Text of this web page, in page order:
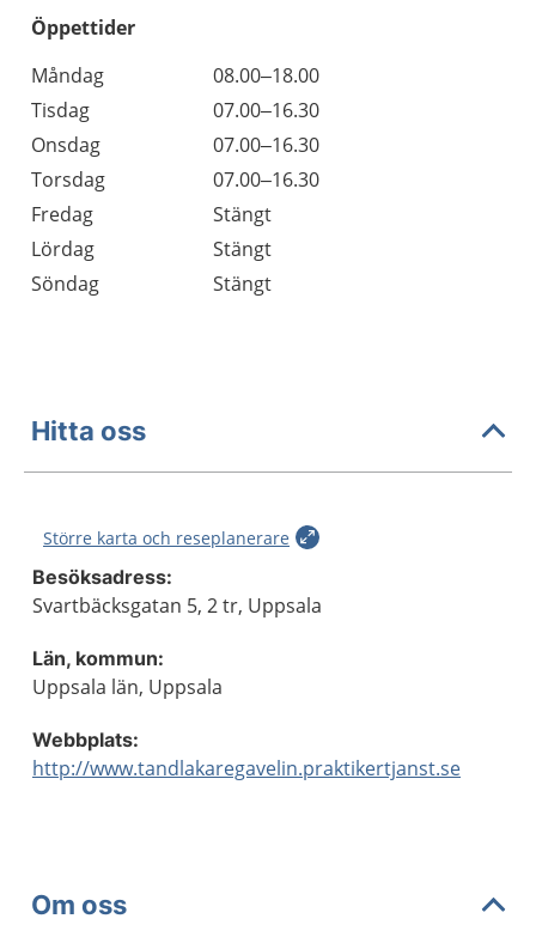
Öppettider
Dag
Öppettider
Kommentarer
Måndag
08.00–18.00
Tisdag
07.00–16.30
Onsdag
07.00–16.30
Torsdag
07.00–16.30
Fredag
Stängt
Lördag
Stängt
Söndag
Stängt
Hitta oss
Större karta och reseplanerare
Besöksadress:
Svartbäcksgatan 5, 2 tr, Uppsala
Län, kommun:
Uppsala län, Uppsala
Webbplats:
http://www.tandlakaregavelin.praktikertjanst.se
Om oss